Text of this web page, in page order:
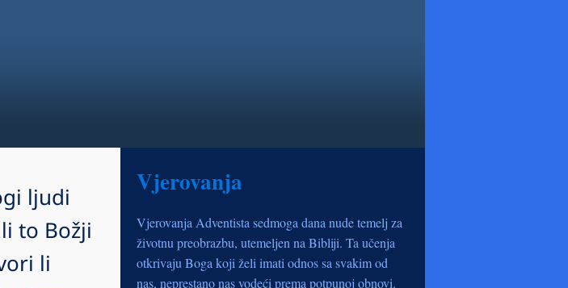
ljudi
to Božji
li
Vjerovanja
Vjerovanja Adventista sedmoga dana nude temelj za
životnu preobrazbu, utemeljen na Bibliji. Ta učenja
otkrivaju Boga koji želi imati odnos sa svakim od
nas, neprestano nas vodeći prema potpunoj obnovi.